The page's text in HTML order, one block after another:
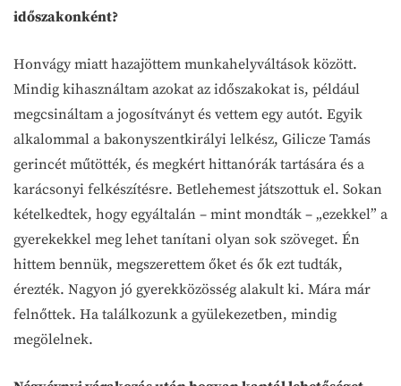
időszakonként?
Honvágy miatt hazajöttem munkahelyváltások között.
Mindig kihasználtam azokat az időszakokat is, például
megcsináltam a jogosítványt és vettem egy autót. Egyik
alkalommal a bakonyszentkirályi lelkész, Gilicze Tamás
gerincét műtötték, és megkért hittanórák tartására és a
karácsonyi felkészítésre. Betlehemest játszottuk el. Sokan
kételkedtek, hogy egyáltalán – mint mondták – „ezekkel” a
gyerekekkel meg lehet tanítani olyan sok szöveget. Én
hittem bennük, megszerettem őket és ők ezt tudták,
érezték. Nagyon jó gyerekközösség alakult ki. Mára már
felnőttek. Ha találkozunk a gyülekezetben, mindig
megölelnek.